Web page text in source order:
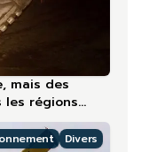
mais des
les régions
Divers